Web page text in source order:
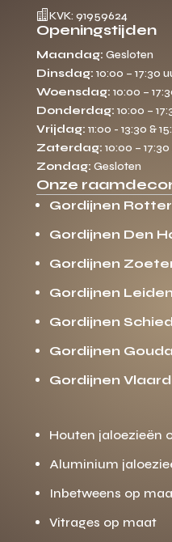
 KVK: 91959624
Openingstijden
Maandag: Gesloten
Dinsdag: 10:00 – 17:30
Woensdag: 10:00 –
Donderdag: 10:00 –
Vrijdag: 11:00 - 13:30 &
Zaterdag: 10:00 –
Zondag: Gesloten
Onze
Gordijnen
Gordijnen Den
Gordijnen
Gordijnen Leiden
Gordijnen
Gordijnen Gouda
Gordijnen
Houten jaloezieën
Aluminium
Inbetweens op
Vitrages op maat